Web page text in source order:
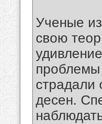
Ученые
свою
проблемы
страдали
десен.